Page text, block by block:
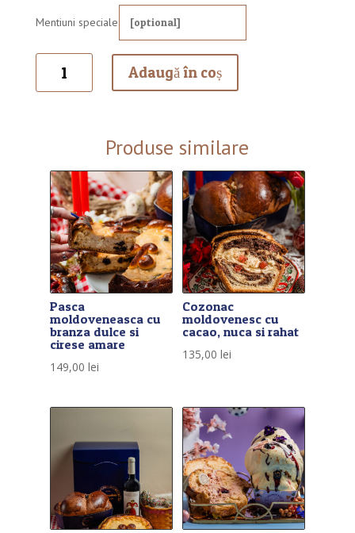
Mentiuni speciale
Adaugă în coș
Produse similare
Pasca
moldoveneasca cu
branza dulce si
cirese amare
149,00 lei
Cozonac
moldovenesc cu
cacao, nuca si rahat
135,00lei